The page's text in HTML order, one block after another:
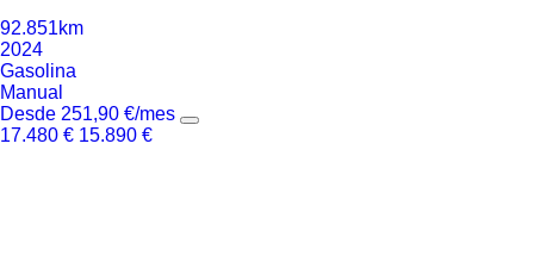
92.851km
2024
Gasolina
Manual
Desde 251,90 €/mes
17.480 € 15.890 €